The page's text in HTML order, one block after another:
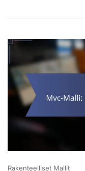
Rakenteelliset Mallit